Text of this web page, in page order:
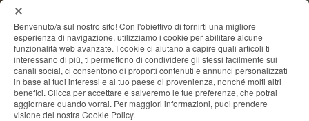
BRECCIA ETNA
Benvenuto/a sul nostro sito! Con l'obiettivo di fornirti una migliore
esperienza di navigazione, utilizziamo i cookie per abilitare alcune
funzionalità web avanzate. I cookie ci aiutano a capire quali articoli ti
interessano di più, ti permettono di condividere gli stessi facilmente sui
canali social, ci consentono di proporti contenuti e annunci personalizzati
in base ai tuoi interessi e al tuo paese di provenienza, nonché molti altri
benefici. Clicca per accettare e salveremo le tue preferenze, che potrai
aggiornare quando vorrai. Per maggiori informazioni, puoi prendere
visione del nostra Cookie Policy.